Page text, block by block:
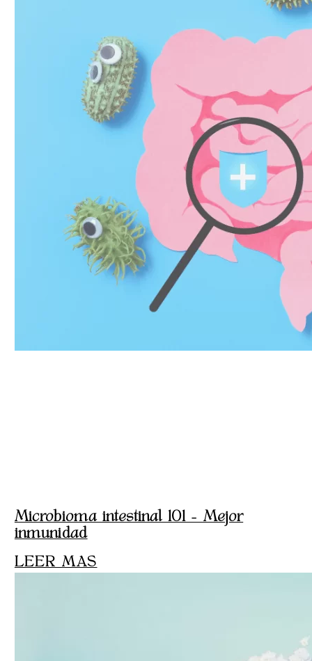
Microbioma intestinal 101 – Mejor
inmunidad
LEER MAS